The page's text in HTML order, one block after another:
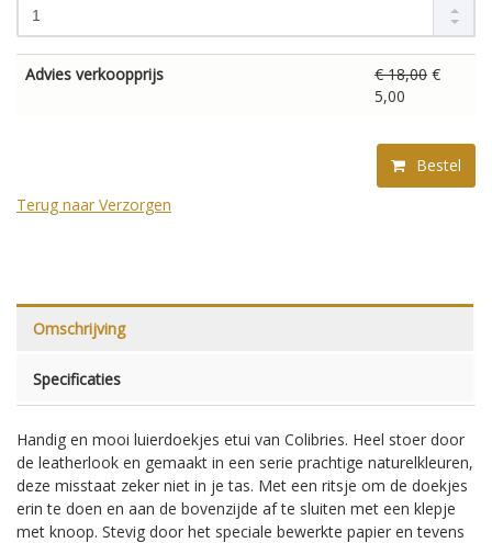
Advies verkoopprijs € 18,00 €
5,00
Bestel
Terug naar Verzorgen
Omschrijving
Specificaties
Handig en mooi luierdoekjes etui van Colibries. Heel stoer door
de leatherlook en gemaakt in een serie prachtige naturelkleuren,
deze misstaat zeker niet in je tas. Met een ritsje om de doekjes
erin te doen en aan de bovenzijde af te sluiten met een klepje
met knoop. Stevig door het speciale bewerkte papier en tevens